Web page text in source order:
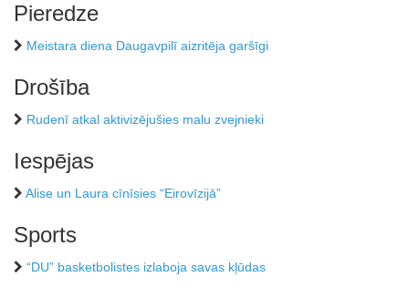
Pieredze
Meistara diena Daugavpilī aizritēja garšīgi
Drošība
Rudenī atkal aktivizējušies malu zvejnieki
Iespējas
Alise un Laura cīnīsies “Eirovīzijā”
Sports
“DU” basketbolistes izlaboja savas kļūdas